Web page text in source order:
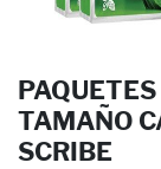
TAMAÑO
SCRIBE